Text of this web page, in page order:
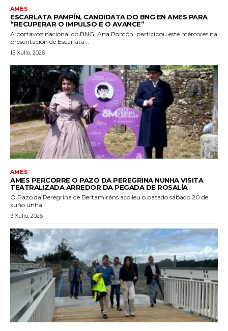
AMES
ESCARLATA PAMPÍN, CANDIDATA DO BNG EN AMES PARA
“RECUPERAR O IMPULSO E O AVANCE”
A portavoz nacional do BNG, Ana Pontón, participou este mércores na
presentación de Escarlata...
15 Xullo, 2026
AMES
AMES PERCORRE O PAZO DA PEREGRINA NUNHA VISITA
TEATRALIZADA ARREDOR DA PEGADA DE ROSALÍA
O Pazo da Peregrina de Bertamiráns acolleu o pasado sábado 20 de
xuño unha...
3 Xullo, 2026